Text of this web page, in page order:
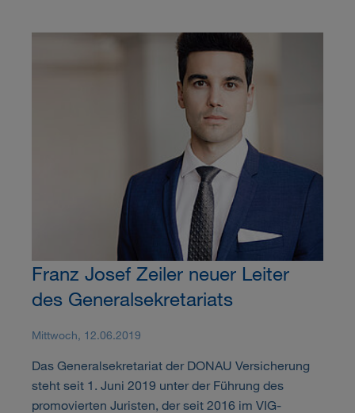
Franz Josef Zeiler neuer Leiter
des Generalsekretariats
Mittwoch, 12.06.2019
Das Generalsekretariat der DONAU Versicherung
steht seit 1. Juni 2019 unter der Führung des
promovierten Juristen, der seit 2016 im VIG-